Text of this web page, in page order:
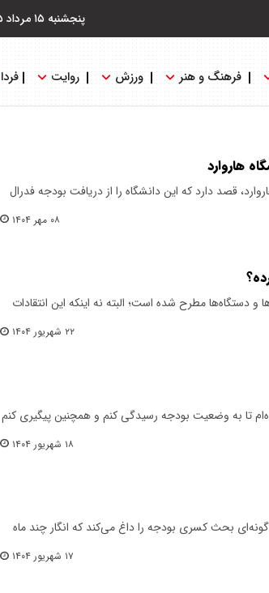
پنجشنبه ۱۵ مرداد ۱۴۰۵
فرهنگ و هنر ورزش روایت فردا
هاروارد
قصد دارد که این دانشگاه را از دریافت بودجه فدرال
۰۸ مهر ۱۴۰۴
و دستگاه‌ها مطرح شده است؛ البته نه اینکه این انتقادات
۲۲ شهریور ۱۴۰۴
تا به وضعیت بودجه رسیدگی کنم و همچنین پیگیری کنم
۱۸ شهریور ۱۴۰۴
بحث کسری بودجه را داغ می‌کند که انگار چند ماه
۱۷ شهریور ۱۴۰۴